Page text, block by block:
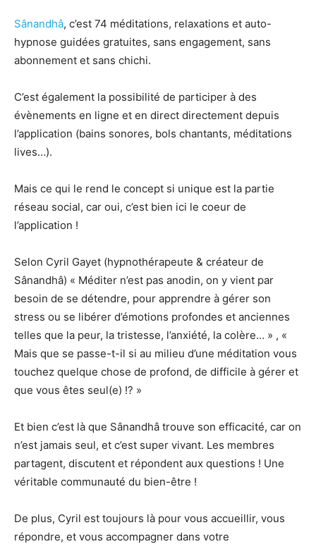
Sânandhâ, c’est 74 méditations, relaxations et auto-
hypnose guidées gratuites, sans engagement, sans
abonnement et sans chichi.
C’est également la possibilité de participer à des
évènements en ligne et en direct directement depuis
l’application (bains sonores, bols chantants, méditations
lives…).
Mais ce qui le rend le concept si unique est la partie
réseau social, car oui, c’est bien ici le coeur de
l’application !
Selon Cyril Gayet (hypnothérapeute & créateur de
Sânandhâ) « Méditer n’est pas anodin, on y vient par
besoin de se détendre, pour apprendre à gérer son
stress ou se libérer d’émotions profondes et anciennes
telles que la peur, la tristesse, l’anxiété, la colère… » , «
Mais que se passe-t-il si au milieu d’une méditation vous
touchez quelque chose de profond, de difficile à gérer et
que vous êtes seul(e) !? »
Et bien c’est là que Sânandhâ trouve son efficacité, car on
n’est jamais seul, et c’est super vivant. Les membres
partagent, discutent et répondent aux questions ! Une
véritable communauté du bien-être !
De plus, Cyril est toujours là pour vous accueillir, vous
répondre, et vous accompagner dans votre